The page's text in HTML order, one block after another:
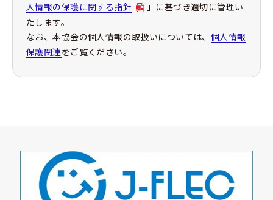
人情報の保護に関する指針
」に基づき適切に管理い
たします。
なお、本協会の個人情報の取扱いについては、 個人情報
保護関連をご覧ください。